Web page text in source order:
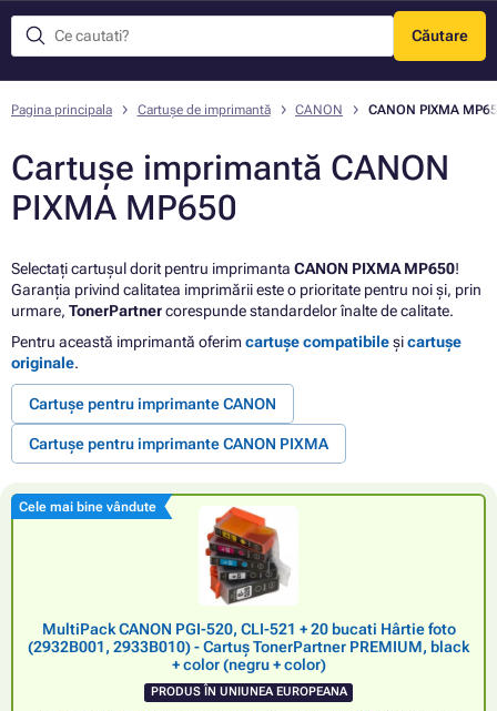
Căutare
Meniu
Pagina principala Cartușe de imprimantă CANON CANON PIXMA
Cartușe imprimantă CANON
PIXMA MP650
Selectați cartușul dorit pentru imprimanta CANON PIXMA MP650!
Garanția privind calitatea imprimării este o prioritate pentru noi și, prin
urmare, TonerPartnercorespunde standardelor înalte de calitate.
Pentru această imprimantă oferimcartușe compatibileșicartușe
originale.
Cartușe pentru imprimante CANON
Cartușe pentru imprimante CANON PIXMA
Cele mai bine vândute
MultiPack CANON PGI-520, CLI-521 + 20 bucati Hârtie foto
(2932B001, 2933B010) - Cartuș TonerPartner PREMIUM, black
+ color (negru + color)
PRODUS ÎN UNIUNEA EUROPEANA